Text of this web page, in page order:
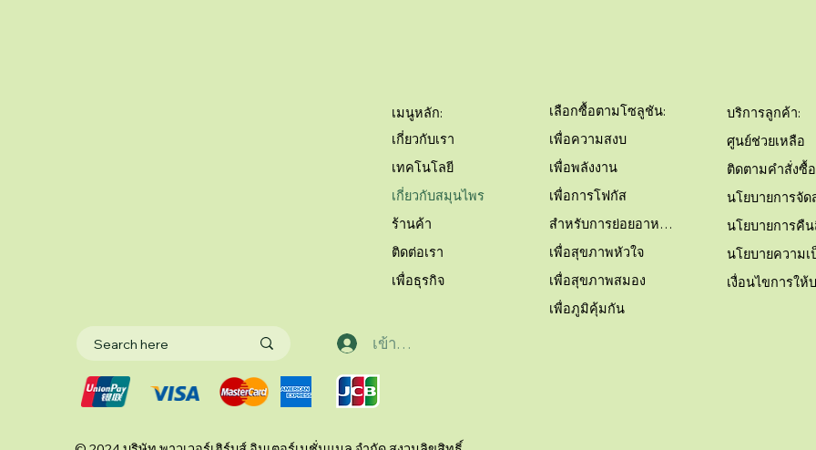
เมนูหลัก:
เกี่ยวกับเรา
เทคโนโลยี
เกี่ยวกับสมุนไพร
ร้านค้า
ติดต่อเรา
เพื่อธุรกิจ
เลือกซื้อตามโซลูชัน:
เพื่อความสงบ
เพื่อพลังงาน
เพื่อการโฟกัส
สำหรับการย่อยอาหาร
เพื่อสุขภาพหัวใจ
เพื่อสุขภาพสมอง
เพื่อภูมิคุ้มกัน
บริการลูกค้า:
ศูนย์ช่วยเหลือ
นโยบายการจัด
นโยบายการคื
เงื่อนไขการให้
เข้าสู่ระบบ